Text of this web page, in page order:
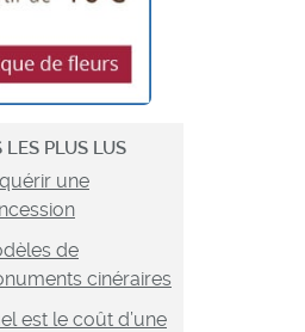
LES PLUS LUS
une
de
cinéraires
est le coût d’une